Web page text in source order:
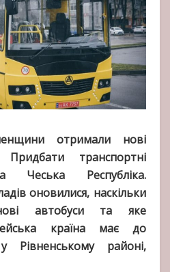
отримали нові
Придбати транспортні
Чеська Республіка.
оновилися, наскільки
автобуси та яке
країна має до
Рівненському районі,